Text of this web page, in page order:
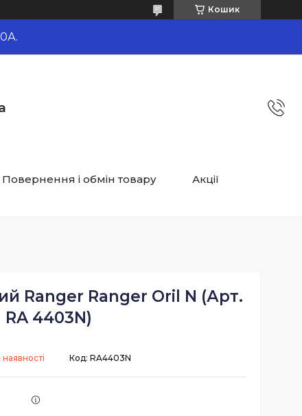
Кошик
Повернення і обмін товару Акції
Ranger Ranger Oril N (Арт.
RA 4403N)
Код: RA4403N